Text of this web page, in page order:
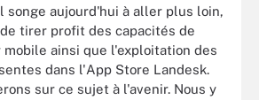
songe aujourd'hui à aller plus loin,
tirer profit des capacités de
mobile ainsi que l'exploitation des
dans l'App Store Landesk.
sur ce sujet à l'avenir. Nous y